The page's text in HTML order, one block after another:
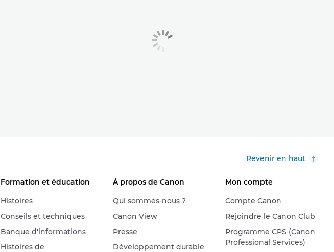
Revenir en haut
Formation et éducation
Histoires
Conseils et techniques
Banque d'informations
Histoires de
À propos de Canon
Qui sommes-nous ?
Canon View
Presse
Développement durable
Mon compte
Compte Canon
Rejoindre le Canon Club
Programme CPS (Canon
Professional Services)